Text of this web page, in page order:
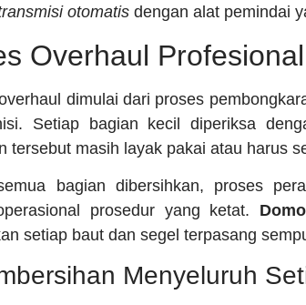
otomatis dengan alat pemindai
Overhaul
dimulai dari proses
Setiap bagian kecil diperiksa
tersebut masih layak pakai atau harus
bagian dibersihkan, proses
prosedur yang ketat.
setiap baut dan segel terpasang
Menyeluruh